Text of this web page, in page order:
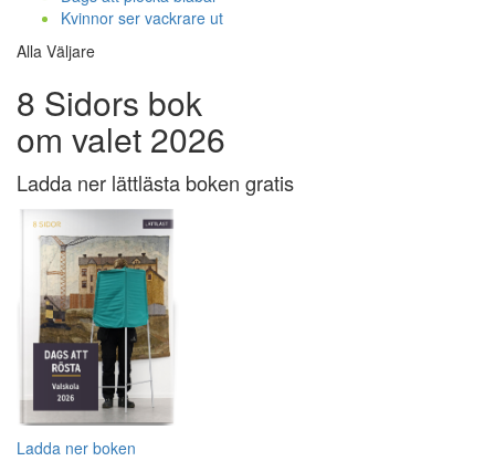
Kvinnor ser vackrare ut
Alla Väljare
8 Sidors bok
om valet 2026
Ladda ner lättlästa boken gratis
Ladda ner boken